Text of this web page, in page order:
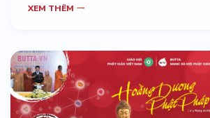
XEM THÊM